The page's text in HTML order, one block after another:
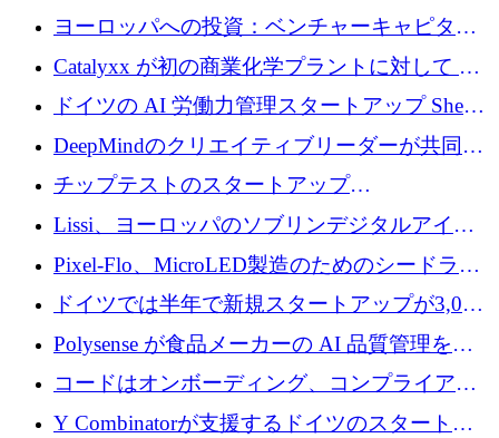
億1,100万ユーロを獲得、Invest EuropeはVCの
ヨーロッパへの投資：ベンチャーキャピタル
が過去2番目に高い水準に到達
Catalyxx が初の商業化学プラントに対して EU
から 2,000 万ユーロ以上の支援を獲得
ドイツの AI 労働力管理スタートアップ Sherpa
がプレシードで 220 万ドルを調達
DeepMindのクリエイティブリーダーが共同設
立したAIライティングのスタートアップが
1,300万ドルのシード投資を調達
チップテストのスタートアップ
QuantumDiamondsが株式資金で1,500万ユーロ
を調達
Lissi、ヨーロッパのソブリンデジタルアイデ
ンティティの未来を推進するために350万ユー
ロを調達
Pixel-Flo、MicroLED製造のためのシードラウ
ンドで525万ポンドを獲得
ドイツでは半年で新規スタートアップが3,000
社という記録を目の当たりにし、涙を流すハ
ンブルク
Polysense が食品メーカーの AI 品質管理を拡
張するために 1,070 万ドルを調達
コードはオンボーディング、コンプライアン
ス、支払いを統合するために 640 万ポンドを
Y Combinatorが支援するドイツのスタートア